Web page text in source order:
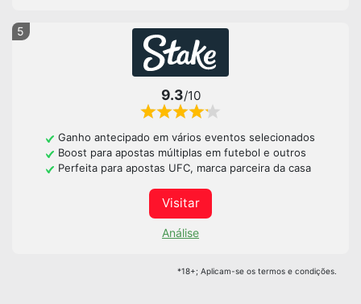
5
9.3/10
Ganho antecipado em vários eventos selecionados
Boost para apostas múltiplas em futebol e outros
Perfeita para apostas UFC, marca parceira da casa
Visitar
Análise
*18+; Aplicam-se os termos e condições.